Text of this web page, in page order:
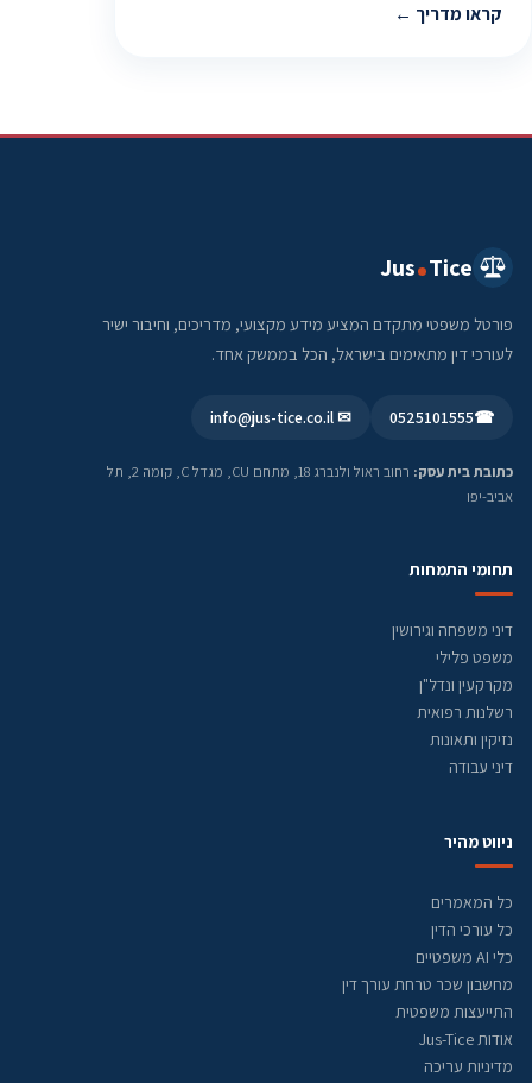
קראו מדריך
Jus Tice
פורטל משפטי מתקדם המציע מידע מקצועי, מדריכים, וחיבור ישיר
לעורכי דין מתאימים בישראל, הכל בממשק אחד.
☎
0525101555
✉ info@jus-tice.co.il
כתובת בית עסק:
רחוב ראול ולנברג 18, מתחם CU, מגדל C, קומה 2, תל
אביב-יפו
תחומי התמחות
דיני משפחה וגירושין
משפט פלילי
מקרקעין ונדל"ן
רשלנות רפואית
נזיקין ותאונות
דיני עבודה
ניווט מהיר
כל המאמרים
כל עורכי הדין
כלי AI משפטיים
מחשבון שכר טרחת עורך דין
התייעצות משפטית
אודות Jus-Tice
מדיניות עריכה